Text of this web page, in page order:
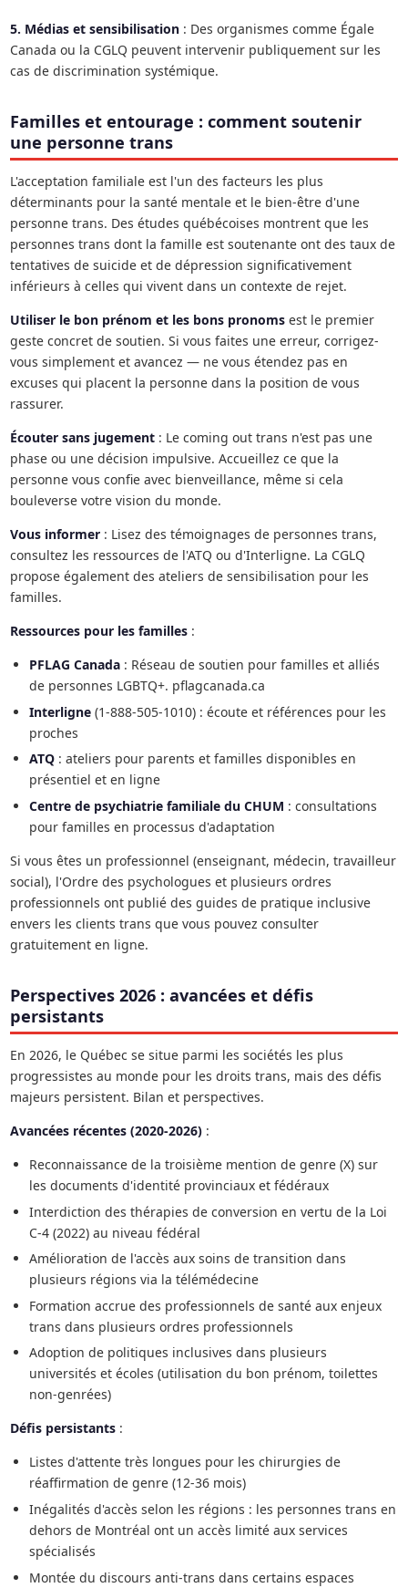
5. Médias et sensibilisation : Des organismes comme Égale
Canada ou la CGLQ peuvent intervenir publiquement sur les
cas de discrimination systémique.
Familles et entourage : comment soutenir
une personne trans
L'acceptation familiale est l'un des facteurs les plus
déterminants pour la santé mentale et le bien-être d'une
personne trans. Des études québécoises montrent que les
personnes trans dont la famille est soutenante ont des taux de
tentatives de suicide et de dépression significativement
inférieurs à celles qui vivent dans un contexte de rejet.
Utiliser le bon prénom et les bons pronoms est le premier
geste concret de soutien. Si vous faites une erreur, corrigez-
vous simplement et avancez — ne vous étendez pas en
excuses qui placent la personne dans la position de vous
rassurer.
Écouter sans jugement : Le coming out trans n'est pas une
phase ou une décision impulsive. Accueillez ce que la
personne vous confie avec bienveillance, même si cela
bouleverse votre vision du monde.
Vous informer : Lisez des témoignages de personnes trans,
consultez les ressources de l'ATQ ou d'Interligne. La CGLQ
propose également des ateliers de sensibilisation pour les
familles.
Ressources pour les familles :
PFLAG Canada : Réseau de soutien pour familles et alliés
de personnes LGBTQ+. pflagcanada.ca
Interligne (1-888-505-1010) : écoute et références pour les
proches
ATQ : ateliers pour parents et familles disponibles en
présentiel et en ligne
Centre de psychiatrie familiale du CHUM : consultations
pour familles en processus d'adaptation
Si vous êtes un professionnel (enseignant, médecin, travailleur
social), l'Ordre des psychologues et plusieurs ordres
professionnels ont publié des guides de pratique inclusive
envers les clients trans que vous pouvez consulter
gratuitement en ligne.
Perspectives 2026 : avancées et défis
persistants
En 2026, le Québec se situe parmi les sociétés les plus
progressistes au monde pour les droits trans, mais des défis
majeurs persistent. Bilan et perspectives.
Avancées récentes (2020-2026) :
Reconnaissance de la troisième mention de genre (X) sur
les documents d'identité provinciaux et fédéraux
Interdiction des thérapies de conversion en vertu de la Loi
C-4 (2022) au niveau fédéral
Amélioration de l'accès aux soins de transition dans
plusieurs régions via la télémédecine
Formation accrue des professionnels de santé aux enjeux
trans dans plusieurs ordres professionnels
Adoption de politiques inclusives dans plusieurs
universités et écoles (utilisation du bon prénom, toilettes
non-genrées)
Défis persistants :
Listes d'attente très longues pour les chirurgies de
réaffirmation de genre (12-36 mois)
Inégalités d'accès selon les régions : les personnes trans en
dehors de Montréal ont un accès limité aux services
spécialisés
Montée du discours anti-trans dans certains espaces